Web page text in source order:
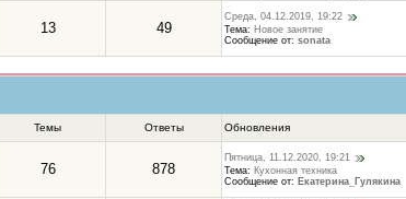
13 49
Среда, 04.12.2019, 19:22
Тема: Новое занятие
Сообщение от: sonata
Темы Ответы Обновления
76 878
Пятница, 11.12.2020, 19:21
Тема: Кухонная техника
Сообщение от: Екатерина_Гулякина